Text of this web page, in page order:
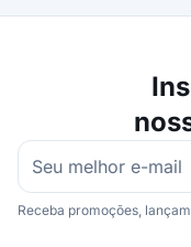
Receba promoções,